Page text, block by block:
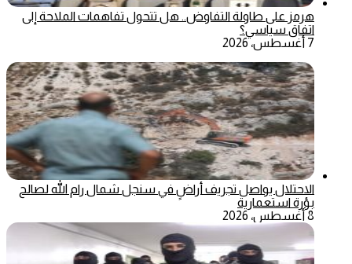
هرمز على طاولة التفاوض.. هل تتحول تفاهمات الملاحة إلى
اتفاق سياسي؟
7 أغسطس، 2026
الاحتلال يواصل تجريف أراضٍ في سنجل شمال رام الله لصالح
بؤرة استعمارية
8 أغسطس، 2026